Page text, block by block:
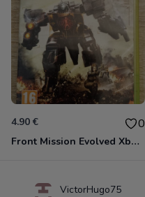
4.90 € 0
Front Mission Evolved Xbox 360
VictorHugo75